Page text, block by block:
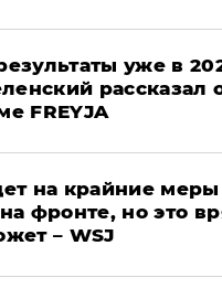
уже в
рассказал
FREYJA
на крайние меры
фронте, но это
– WSJ